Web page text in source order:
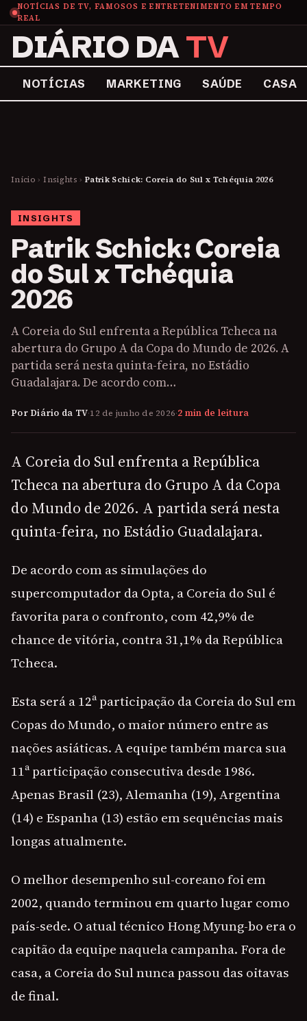
NOTÍCIAS DE TV, FAMOSOS E ENTRETENIMENTO EM TEMPO
REAL
DIÁRIO DATV
NOTÍCIAS MARKETING SAÚDE CASA
Início › Insights › Patrik Schick: Coreia do Sul x Tchéquia 2026
INSIGHTS
Patrik Schick: Coreia
do Sul x Tchéquia
2026
A Coreia do Sul enfrenta a República Tcheca na
abertura do Grupo A da Copa do Mundo de 2026. A
partida será nesta quinta-feira, no Estádio
Guadalajara. De acordo com…
Por Diário da TV·12 de junho de 2026·2 min de leitura
A Coreia do Sul enfrenta a República
Tcheca na abertura do Grupo A da Copa
do Mundo de 2026. A partida será nesta
quinta-feira, no Estádio Guadalajara.
De acordo com as simulações do
supercomputador da Opta, a Coreia do Sul é
favorita para o confronto, com 42,9% de
chance de vitória, contra 31,1% da República
Tcheca.
Esta será a 12ª participação da Coreia do Sul em
Copas do Mundo, o maior número entre as
nações asiáticas. A equipe também marca sua
11ª participação consecutiva desde 1986.
Apenas Brasil (23), Alemanha (19), Argentina
(14) e Espanha (13) estão em sequências mais
longas atualmente.
O melhor desempenho sul-coreano foi em
2002, quando terminou em quarto lugar como
país-sede. O atual técnico Hong Myung-bo era o
capitão da equipe naquela campanha. Fora de
casa, a Coreia do Sul nunca passou das oitavas
de final.